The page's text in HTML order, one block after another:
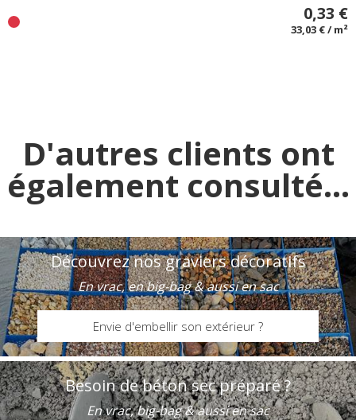
0,33 €
33,03 € / m²
D'autres clients ont
également consulté...
Découvrez nos graviers décoratifs
En vrac, en big-bag & aussi en sac
Envie d'embellir son extérieur ?
Besoin de béton sec préparé ?
En vrac, big-bag & aussi en sac